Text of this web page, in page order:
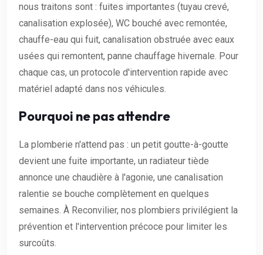
nous traitons sont : fuites importantes (tuyau crevé,
canalisation explosée), WC bouché avec remontée,
chauffe-eau qui fuit, canalisation obstruée avec eaux
usées qui remontent, panne chauffage hivernale. Pour
chaque cas, un protocole d'intervention rapide avec
matériel adapté dans nos véhicules.
Pourquoi ne pas attendre
La plomberie n'attend pas : un petit goutte-à-goutte
devient une fuite importante, un radiateur tiède
annonce une chaudière à l'agonie, une canalisation
ralentie se bouche complètement en quelques
semaines. À Reconvilier, nos plombiers privilégient la
prévention et l'intervention précoce pour limiter les
surcoûts.